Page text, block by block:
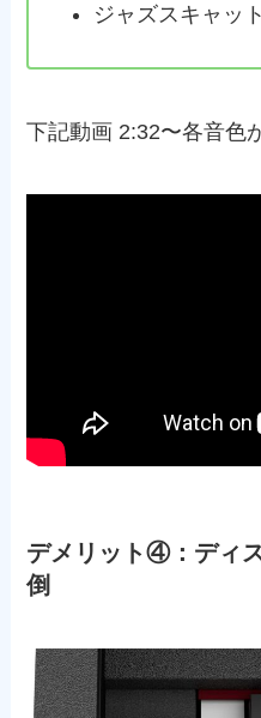
ジャズスキャット
下記動画 2:32〜各音色
デメリット④：ディ
倒